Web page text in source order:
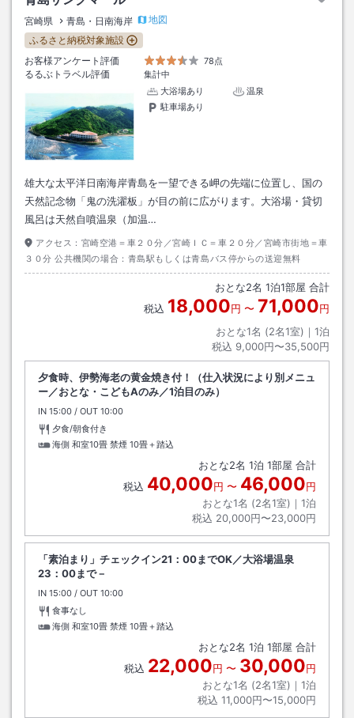
宮崎県 青島・日南海岸
地図
ふるさと納税対象施設
お客様アンケート評価
78点
るるぶトラベル評価
集計中
大浴場あり
温泉
駐車場あり
雄大な太平洋日南海岸青島を一望できる岬の先端に位置し、国の
天然記念物「鬼の洗濯板」が目の前に広がります。大浴場・貸切
風呂は天然自噴温泉（加温…
アクセス： 宮崎空港＝車２０分／宮崎ＩＣ＝車２０分／宮崎市街地＝車
３０分 公共機関の場合：青島駅もしくは青島バス停からの送迎無料
おとな2名 1泊1部屋 合計
税込 18,000円 〜 71,000円
おとな1名 (2名1室)｜ 1泊
税込 9,000円〜35,500円
夕食時、伊勢海老の黄金焼き付！（仕入状況により別メニュ
ー／おとな・こどもAのみ／1泊目のみ）
IN チェックイン
15:00 / OUT チェックアウト
10:00
夕食/朝食付き
海側 和室10畳 禁煙 10畳＋踏込
おとな2名 1泊 1部屋 合計
税込 40,000円 〜 46,000円
おとな1名 (2名1室)｜ 1泊
税込 20,000円〜23,000円
「素泊まり」チェックイン21：00までOK／大浴場温泉
23：00まで－
IN チェックイン
15:00 / OUT チェックアウト
10:00
食事なし
海側 和室10畳 禁煙 10畳＋踏込
おとな2名 1泊 1部屋 合計
税込 22,000円 〜 30,000円
おとな1名 (2名1室)｜ 1泊
税込 11,000円〜15,000円